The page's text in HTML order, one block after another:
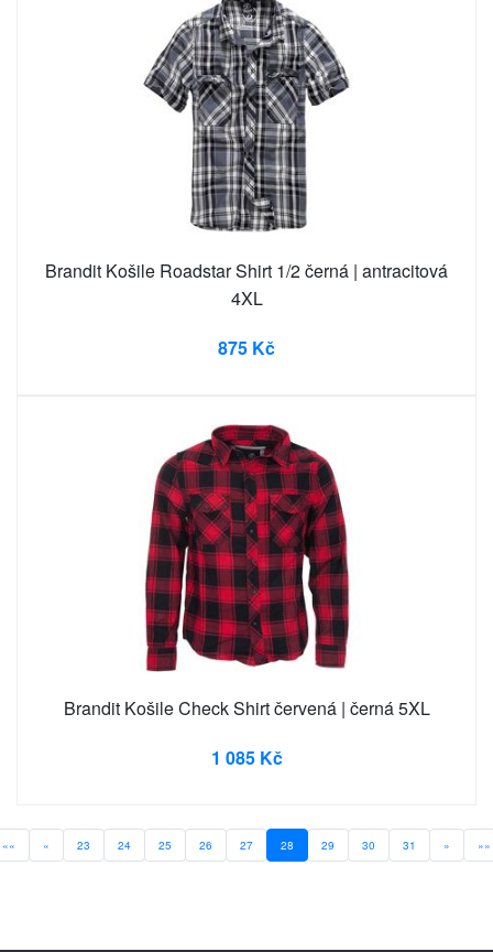
Brandit Košile Roadstar Shirt 1/2 černá | antracitová
4XL
875 Kč
Brandit Košile Check Shirt červená | černá 5XL
1 085 Kč
«« « 23 24 25 26 27 28 29 30 31 » »»